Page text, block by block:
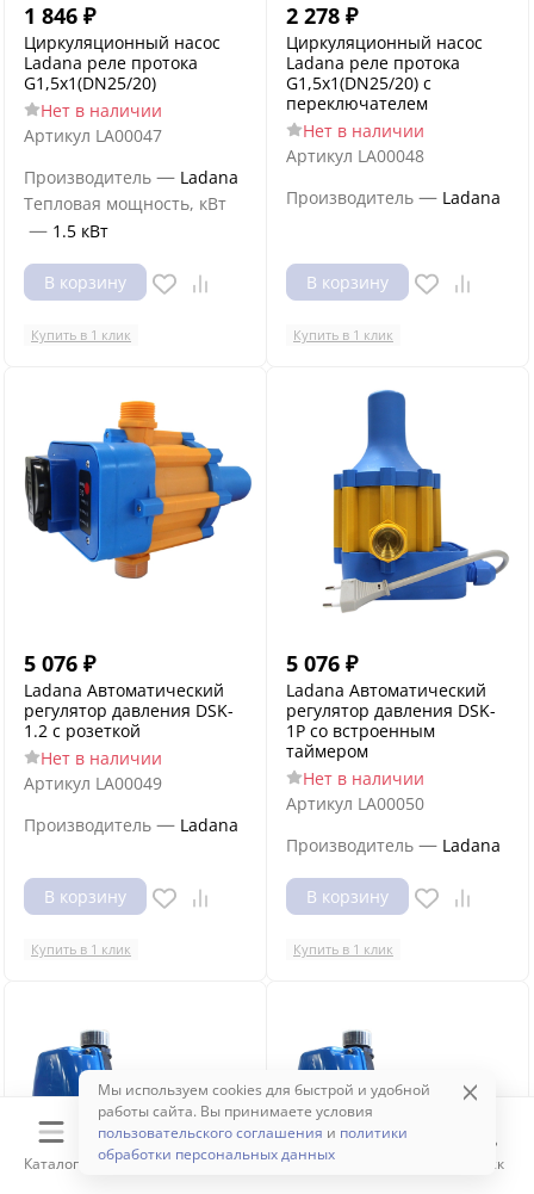
Каталог Корзина Избранное Поиск
1 846 ₽
Циркуляционный насос
Ladana реле протока
G1,5х1(DN25/20)
Нет в наличии
Артикул LA00047
Производитель — Ladana
Тепловая мощность, кВт
— 1.5 кВт
В корзину
Купить в 1 клик
2 278 ₽
Циркуляционный насос
Ladana реле протока
G1,5х1(DN25/20) с
переключателем
Нет в наличии
Артикул LA00048
Производитель — Ladana
В корзину
Купить в 1 клик
5 076 ₽
Ladana Автоматический
регулятор давления DSK-
1.2 с розеткой
Нет в наличии
Артикул LA00049
Производитель — Ladana
В корзину
Купить в 1 клик
5 076 ₽
Ladana Автоматический
регулятор давления DSK-
1P со встроенным
таймером
Нет в наличии
Артикул LA00050
Производитель — Ladana
В корзину
Купить в 1 клик
Мы используем cookies для быстрой и удобной
работы сайта. Вы принимаете условия
пользовательского соглашения и политики
обработки персональных данных